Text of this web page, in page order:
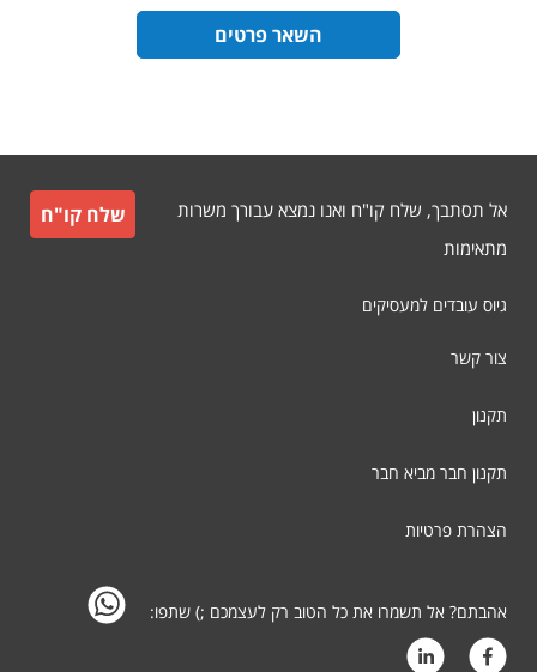
השאר פרטים
אל תסתבך, שלח קו"ח ואנו נמצא עבורך משרות
מתאימות
שלח קו"ח
גיוס עובדים למעסיקים
צור קשר
תקנון
תקנון חבר מביא חבר
הצהרת פרטיות
אהבתם? אל תשמרו את כל הטוב רק לעצמכם ;) שתפו: